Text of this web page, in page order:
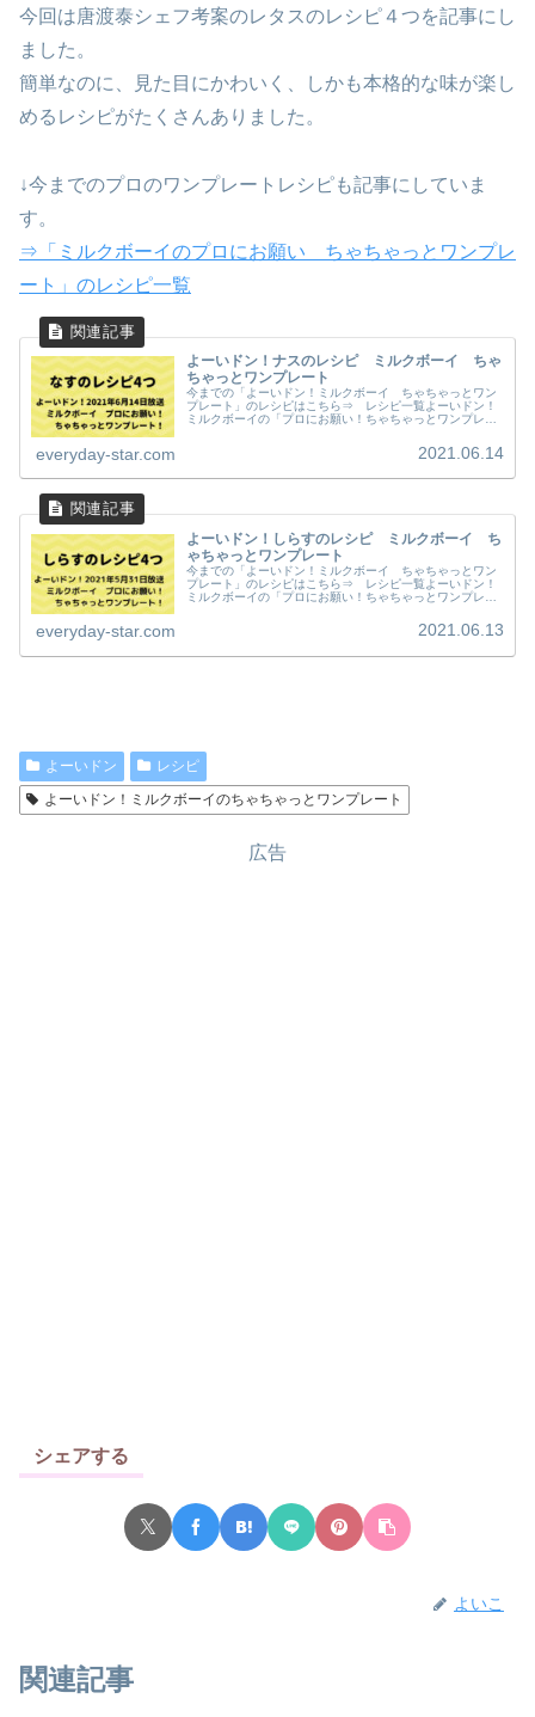
今回は唐渡泰シェフ考案のレタスのレシピ４つを記事にし
ました。
簡単なのに、見た目にかわいく、しかも本格的な味が楽し
めるレシピがたくさんありました。
↓今までのプロのワンプレートレシピも記事にしていま
す。
⇒「ミルクボーイのプロにお願い ちゃちゃっとワンプレ
ート」のレシピ一覧
よーいドン！ナスのレシピ ミルクボーイ ちゃ
ちゃっとワンプレート
今までの「よーいドン！ミルクボーイ ちゃちゃっとワン
プレート」のレシピはこちら⇒ レシピ一覧よーいドン！
ミルクボーイの「プロにお願い！ちゃちゃっとワンプレー
everyday-star.com 2021.06.14
よーいドン！しらすのレシピ ミルクボーイ ち
ゃちゃっとワンプレート
今までの「よーいドン！ミルクボーイ ちゃちゃっとワン
プレート」のレシピはこちら⇒ レシピ一覧よーいドン！
ミルクボーイの「プロにお願い！ちゃちゃっとワンプレー
everyday-star.com 2021.06.13
よーいドン
レシピ
よーいドン！ミルクボーイのちゃちゃっとワンプレート
広告
シェアする
よいこ
関連記事